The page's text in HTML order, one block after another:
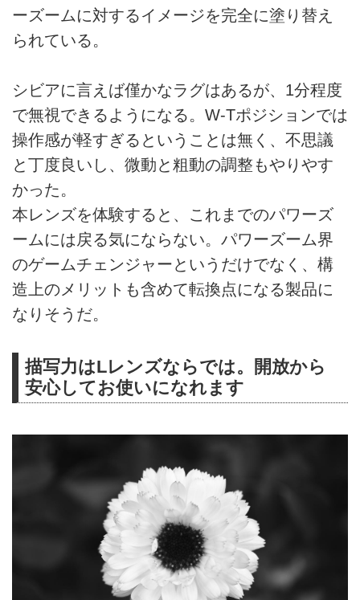
ーズームに対するイメージを完全に塗り替え
られている。
シビアに言えば僅かなラグはあるが、1分程度
で無視できるようになる。W-Tポジションでは
操作感が軽すぎるということは無く、不思議
と丁度良いし、微動と粗動の調整もやりやす
かった。
本レンズを体験すると、これまでのパワーズ
ームには戻る気にならない。パワーズーム界
のゲームチェンジャーというだけでなく、構
造上のメリットも含めて転換点になる製品に
なりそうだ。
描写力はLレンズならでは。開放から
安心してお使いになれます